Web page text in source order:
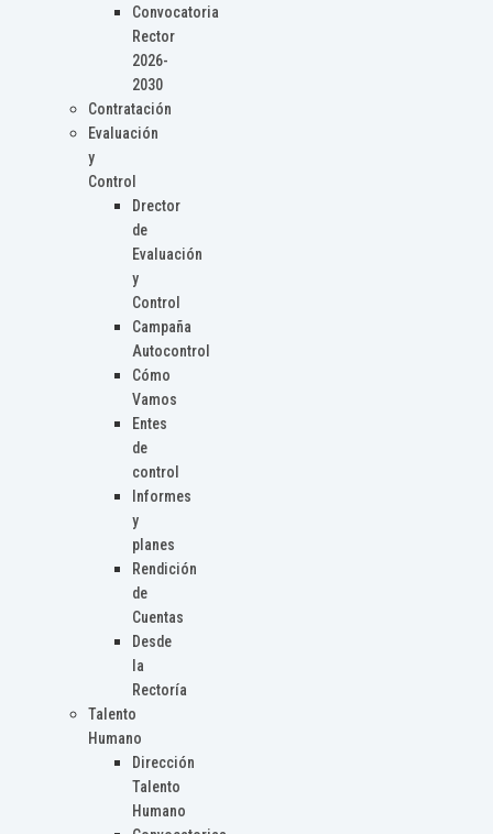
Convocatoria
Rector
2026-
2030
Contratación
Evaluación
y
Control
Drector
de
Evaluación
y
Control
Campaña
Autocontrol
Cómo
Vamos
Entes
de
control
Informes
y
planes
Rendición
de
Cuentas
Desde
la
Rectoría
Talento
Humano
Dirección
Talento
Humano